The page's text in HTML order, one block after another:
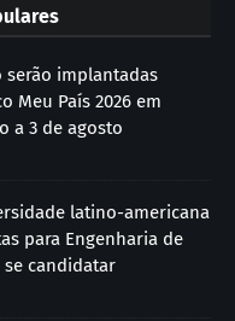
serão implantadas
Meu País 2026 em
a 3 de agosto
latino-americana
para Engenharia de
candidatar